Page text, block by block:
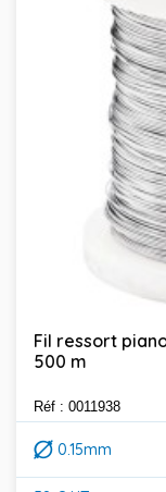
Fil ressort
500 m
Réf : 0011938
0.15mm